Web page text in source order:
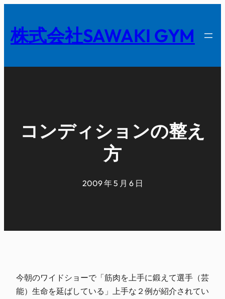
を
キ
株式会社SAWAKI GYM
コンディションの整え
方
2009 年 5 月 6 日
今朝のワイドショーで「筋肉を上手に鍛えて選手（芸
能）生命を延ばしている」上手な２例が紹介されてい